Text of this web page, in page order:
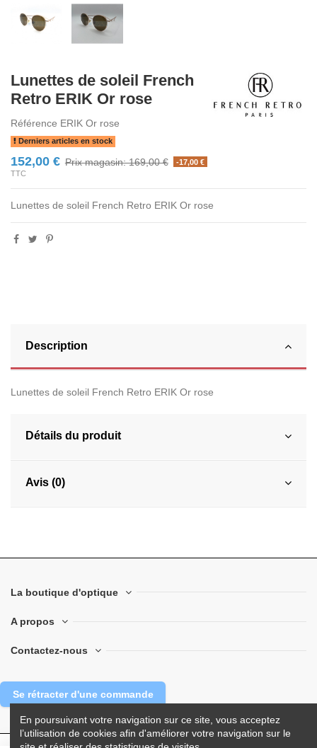
Lunettes de soleil French
Retro ERIK Or rose
Référence ERIK Or rose
Derniers articles en stock
152,00 € Prix magasin: 169,00 €
-17,00 €
TTC
Lunettes de soleil French Retro ERIK Or rose
Description
Lunettes de soleil French Retro ERIK Or rose
Détails du produit
Avis (0)
La boutique d'optique
A propos
Contactez-nous
Se rétracter d'une commande
En poursuivant votre navigation sur ce site, vous acceptez
l’utilisation de cookies afin d'améliorer votre navigation sur le